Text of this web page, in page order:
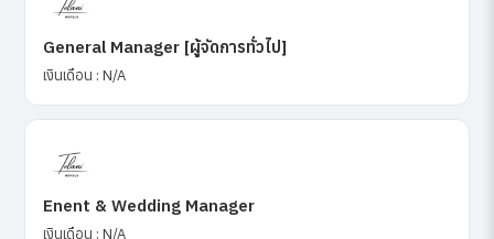
General Manager [ผู้จัดการทั่วไป]
เงินเดือน : N/A
Enent & Wedding Manager
เงินเดือน : N/A